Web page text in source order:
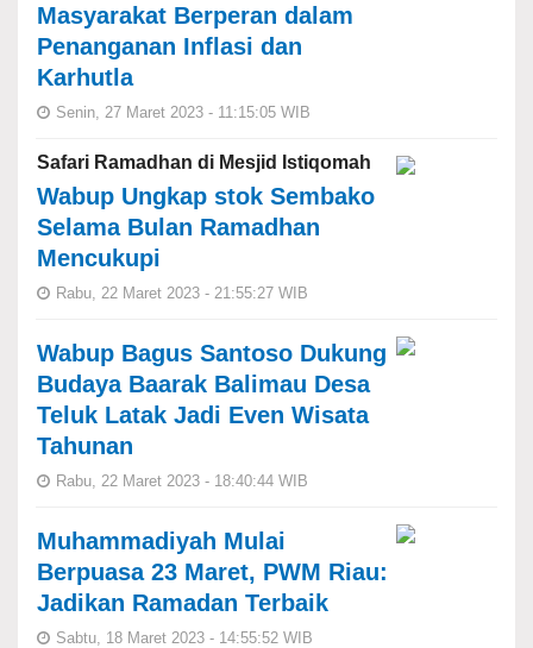
Masyarakat Berperan dalam
Penanganan Inflasi dan
Karhutla
Senin, 27 Maret 2023 - 11:15:05 WIB
Safari Ramadhan di Mesjid Istiqomah
Wabup Ungkap stok Sembako
Selama Bulan Ramadhan
Mencukupi
Rabu, 22 Maret 2023 - 21:55:27 WIB
Wabup Bagus Santoso Dukung
Budaya Baarak Balimau Desa
Teluk Latak Jadi Even Wisata
Tahunan
Rabu, 22 Maret 2023 - 18:40:44 WIB
Muhammadiyah Mulai
Berpuasa 23 Maret, PWM Riau:
Jadikan Ramadan Terbaik
Sabtu, 18 Maret 2023 - 14:55:52 WIB